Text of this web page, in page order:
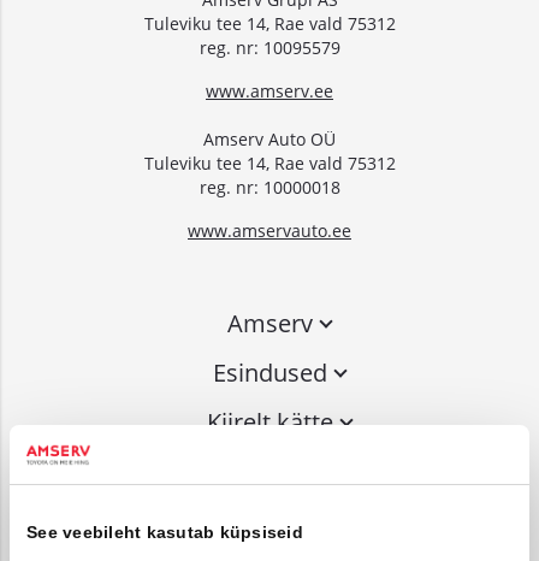
See veebileht kasutab küpsiseid
Tuleviku tee 14, Rae vald 75312
reg. nr: 10095579
www.amserv.ee
Amserv Auto OÜ
Tuleviku tee 14, Rae vald 75312
reg. nr: 10000018
www.amservauto.ee
Amserv
Esindused
Kiirelt kätte